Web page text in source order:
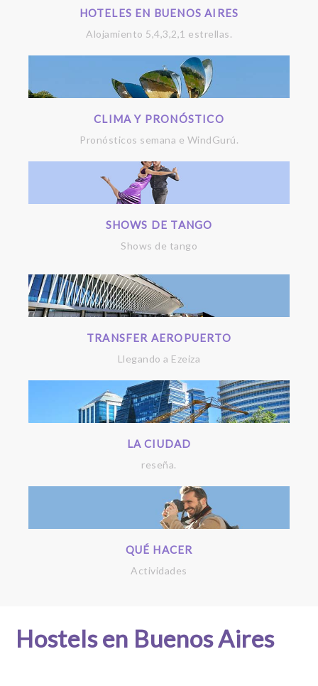
HOTELES EN BUENOS AIRES
Alojamiento 5,4,3,2,1 estrellas.
CLIMA Y PRONÓSTICO
Pronósticos semana e WindGurú.
SHOWS DE TANGO
Shows de tango
TRANSFER AEROPUERTO
Llegando a Ezeiza
LA CIUDAD
reseña.
QUÉ HACER
Actividades
Hostels en Buenos Aires